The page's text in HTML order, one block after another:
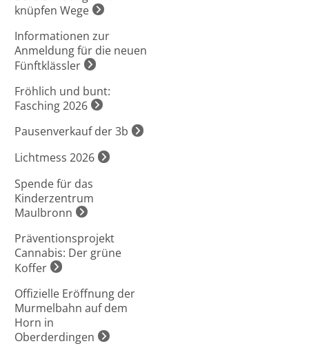
knüpfen Wege
Informationen zur
Anmeldung für die neuen
Fünftklässler
Fröhlich und bunt:
Fasching 2026
Pausenverkauf der 3b
Lichtmess 2026
Spende für das
Kinderzentrum
Maulbronn
Präventionsprojekt
Cannabis: Der grüne
Koffer
Offizielle Eröffnung der
Murmelbahn auf dem
Horn in
Oberderdingen